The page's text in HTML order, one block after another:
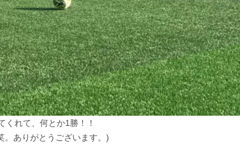
くれて、何とか1勝！！
。ありがとうございます。)